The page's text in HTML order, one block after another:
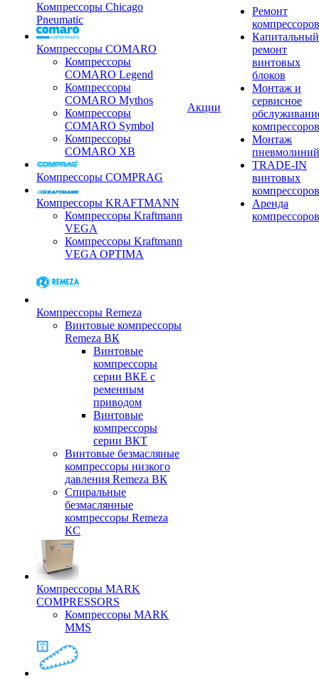
Компрессоры Chicago
Pneumatic
Компрессоры COMARO
Компрессоры
COMARO Legend
Компрессоры
COMARO Mythos
Компрессоры
COMARO Symbol
Компрессоры
COMARO XB
Компрессоры COMPRAG
Компрессоры KRAFTMANN
Компрессоры Kraftmann
VEGA
Компрессоры Kraftmann
VEGA OPTIMA
Компрессоры Remeza
Винтовые компрессоры
Remeza ВК
Винтовые
компрессоры
серии ВКЕ с
ременным
приводом
Винтовые
компрессоры
серии ВКТ
Винтовые безмасляные
компрессоры низкого
давления Remeza ВК
Спиральные
безмаслянные
компрессоры Remeza
КС
Компрессоры MARK
COMPRESSORS
Компрессоры MARK
MMS
Акции
Ремонт
компрессоров
Капитальный
ремонт
винтовых
блоков
Монтаж и
сервисное
компрессоров
Монтаж
пневмолиний
TRADE-IN
винтовых
компрессоров
Аренда
компрессоров